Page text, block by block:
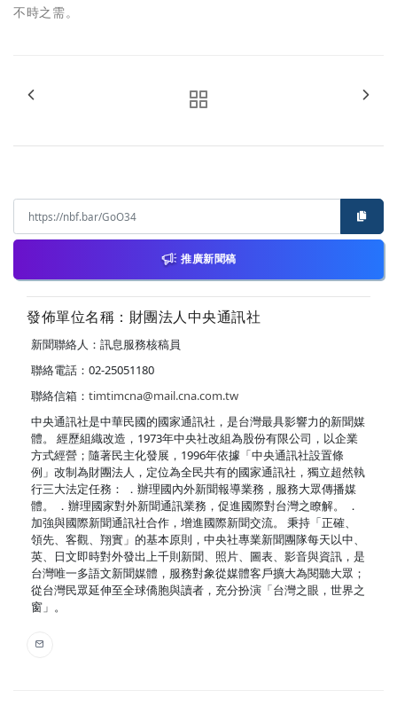
不時之需。
推廣新聞稿
發佈單位名稱：財團法人中央通訊社
新聞聯絡人：訊息服務核稿員
聯絡電話：02-25051180
聯絡信箱： timtimcna@mail.cna.com.tw
中央通訊社是中華民國的國家通訊社，是台灣最具影響力的新聞媒
體。 經歷組織改造，1973年中央社改組為股份有限公司，以企業
方式經營；隨著民主化發展，1996年依據「中央通訊社設置條
例」改制為財團法人，定位為全民共有的國家通訊社，獨立超然執
行三大法定任務： ．辦理國內外新聞報導業務，服務大眾傳播媒
體。 ．辦理國家對外新聞通訊業務，促進國際對台灣之瞭解。 ．
加強與國際新聞通訊社合作，增進國際新聞交流。 秉持「正確、
領先、客觀、翔實」的基本原則，中央社專業新聞團隊每天以中、
英、日文即時對外發出上千則新聞、照片、圖表、影音與資訊，是
台灣唯一多語文新聞媒體，服務對象從媒體客戶擴大為閱聽大眾；
從台灣民眾延伸至全球僑胞與讀者，充分扮演「台灣之眼，世界之
窗」。